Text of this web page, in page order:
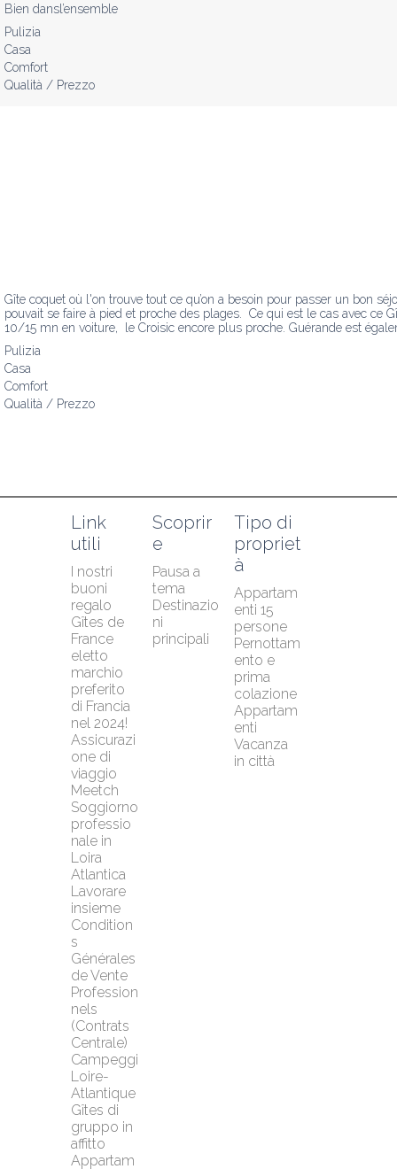
Bien dansl’ensemble
Pulizia
Casa
Comfort
Qualità / Prezzo
Gîte coquet où l'on trouve tout ce qu’on a besoin pour passer un bon
pouvait se faire à pied et proche des plages.  Ce qui est le cas avec ce
10/15 mn en voiture,  le Croisic encore plus proche. Guérande est
Pulizia
Casa
Comfort
Qualità / Prezzo
Link
utili
I nostri
buoni
regalo
Gîtes de
France
eletto
marchio
preferito
di Francia
nel 2024!
Assicurazi
one di
viaggio
Meetch
Soggiorno
professio
nale in
Loira
Atlantica
Lavorare
insieme
Condition
s
Générales
de Vente
Profession
nels
(Contrats
Centrale)
Campeggi
Loire-
Atlantique
Gîtes di
gruppo in
affitto
Appartam
Scoprir
e
Pausa a
tema
Destinazio
ni
principali
Tipo di
propriet
à
Appartam
enti 15
persone
Pernottam
ento e
prima
colazione
Appartam
enti
Vacanza
in città